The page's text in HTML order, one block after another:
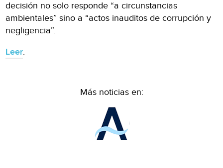
decisión no solo responde “a circunstancias
ambientales” sino a “actos inauditos de corrupción y
negligencia”.
Leer.
Más noticias en: